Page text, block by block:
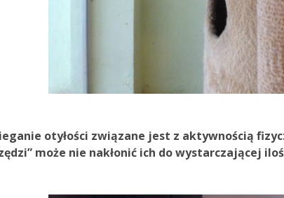
otyłości związane jest z aktywnością
może nie nakłonić ich do wystarczającej